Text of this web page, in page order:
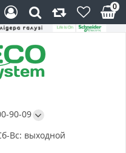
90-09
Вс: выходной
0